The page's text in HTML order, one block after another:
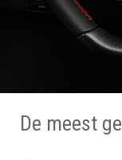
De meest